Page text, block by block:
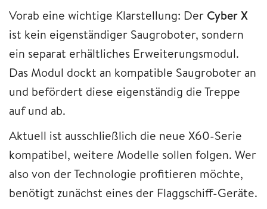
Vorab eine wichtige Klarstellung: Der Cyber X
ist kein eigenständiger Saugroboter, sondern
ein separat erhältliches Erweiterungsmodul.
Das Modul dockt an kompatible Saugroboter an
und befördert diese eigenständig die Treppe
auf und ab.
Aktuell ist ausschließlich die neue X60-Serie
kompatibel, weitere Modelle sollen folgen. Wer
also von der Technologie profitieren möchte,
benötigt zunächst eines der Flaggschiff-Geräte.